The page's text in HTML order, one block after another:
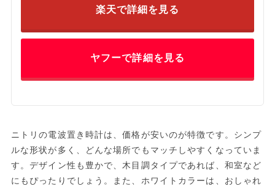
楽天で詳細を見る
ヤフーで詳細を見る
ニトリの電波置き時計は、価格が安いのが特徴です。シンプ
ルな形状が多く、どんな場所でもマッチしやすくなっていま
す。デザイン性も豊かで、木目調タイプであれば、和室など
にもぴったりでしょう。また、ホワイトカラーは、おしゃれ